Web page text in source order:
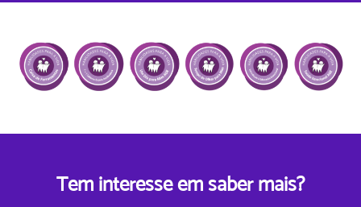
Tem interesse em saber mais?